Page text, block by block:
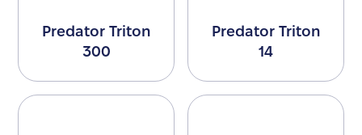
Predator Triton
300
Predator Triton
14